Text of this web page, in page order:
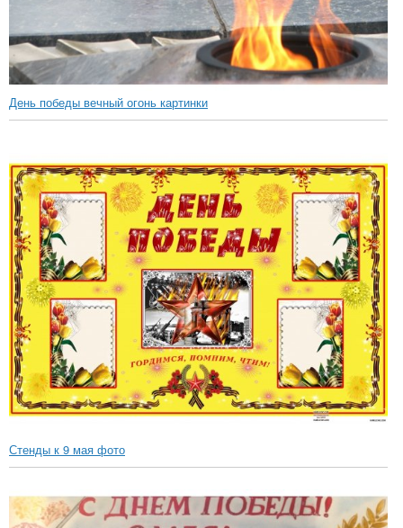
День победы вечный огонь картинки
Стенды к 9 мая фото